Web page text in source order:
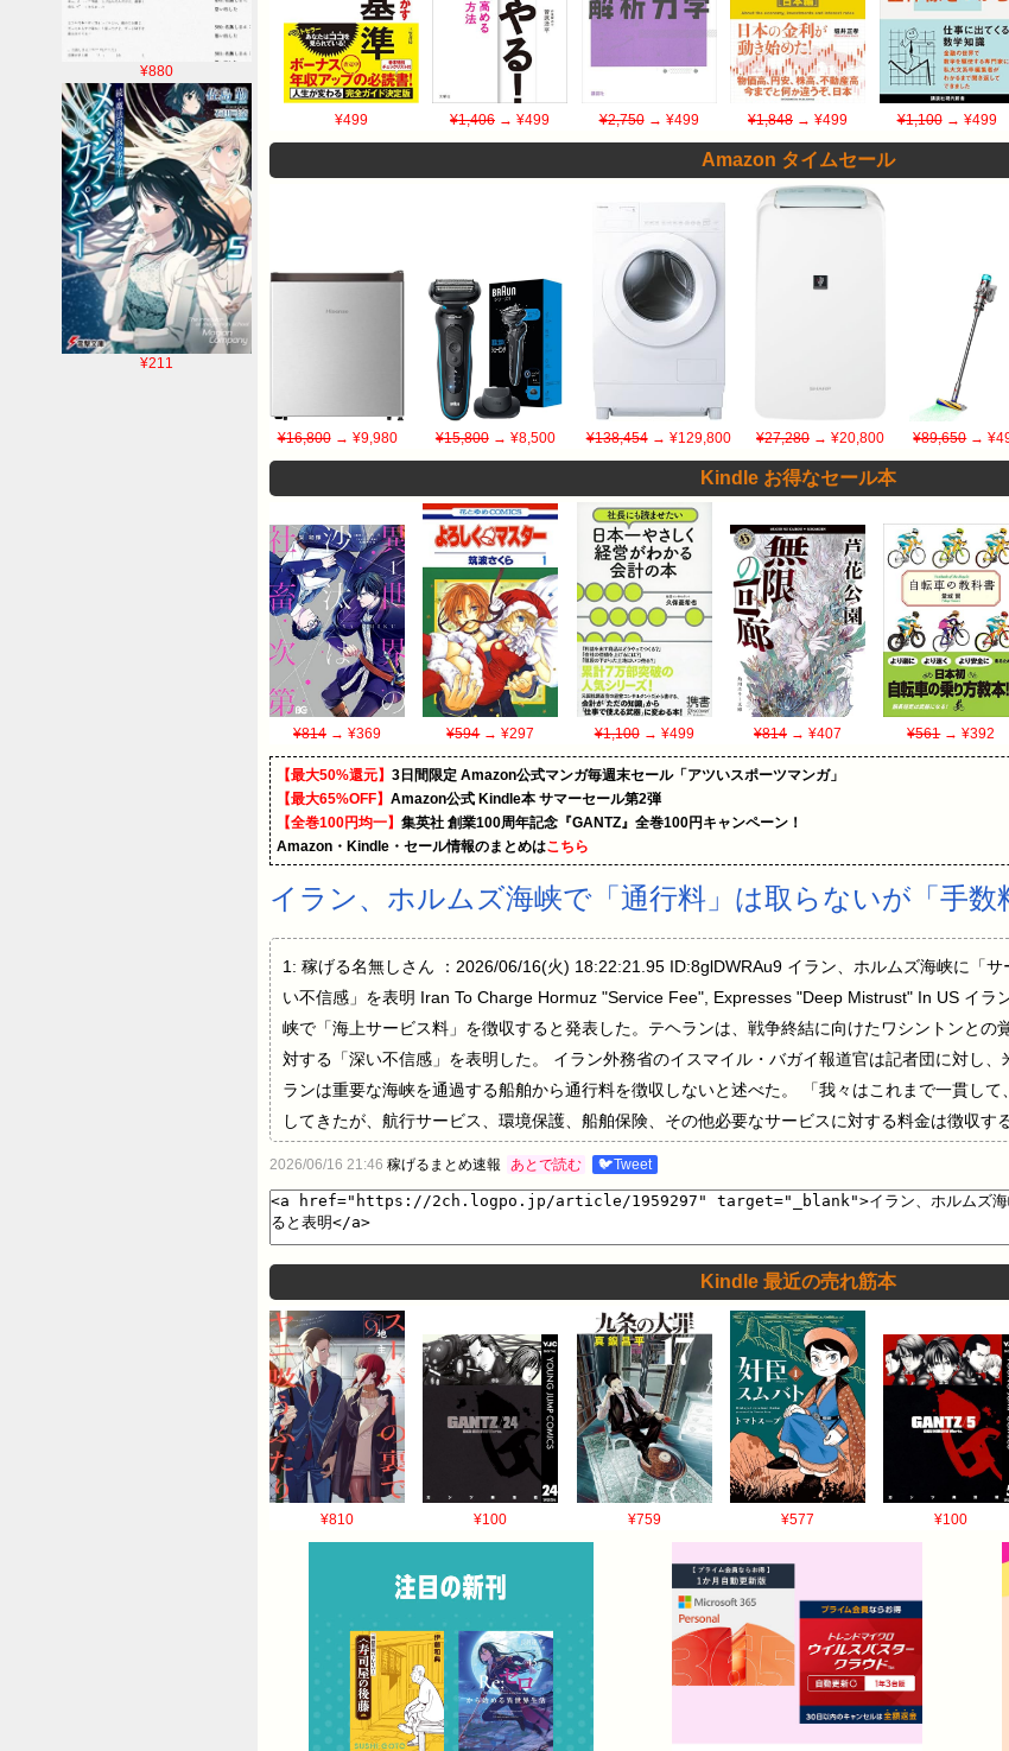
¥880
¥211
¥499 ¥1,406 → ¥499 ¥2,750→ ¥499 ¥1,848 → ¥499 ¥1,100→ ¥499
Amazon タイムセール
¥16,800→ ¥9,980 ¥15,800→ ¥8,500 ¥138,454→ ¥129,800 ¥27,280→ ¥20,800 ¥89,650→
Kindle お得なセール本
¥814 → ¥369 ¥594→ ¥297 ¥1,100→ ¥499 ¥814→ ¥407 ¥561→ ¥392
【最大50%還元】 3日間限定 Amazon公式マンガ毎週末セール「アツいスポーツマンガ」
【最大65%OFF】 Amazon公式 Kindle本 サマーセール第2弾
【全巻100円均一】 集英社 創業100周年記念『GANTZ』全巻100円キャンペーン！
Amazon・Kindle・セール情報のまとめはこちら
イラン、ホルムズ海峡で「通行料」は取らないが「手数
1: 稼げる名無しさん ：2026/06/16(火) 18:22:21.95 ID:8glDWRAu9 イラン、ホルムズ海峡に「
い不信感」を表明 Iran To Charge Hormuz "Service Fee", Expresses "Deep Mistrust" In US イラ
峡で「海上サービス料」を徴収すると発表した。テヘランは、戦争終結に向けたワシントンとの
対する「深い不信感」を表明した。 イラン外務省のイスマイル・バガイ報道官は記者団に対し
ランは重要な海峡を通過する船舶から通行料を徴収しないと述べた。 「我々はこれまで一貫し
してきたが、航行サービス、環境保護、船舶保険、その他必要なサービスに対する料金は徴収す
米国との合意に署名したにもかかわらず、テヘランは依然としてワシントンに対して「深い不信
た。 イスラエルについて彼は、「米国は自らの約束を守らなければならない。シオニスト政権
よう、米国は確実にしなければならない」と述べた。 2026/6/15 18:58 イラン、ホルムズ海峡で
ると表明 Iran Says Strait of Hormuz Won't Have 'Tolls' but It Will Have 'Fees' 1001: 以下名無し
1848/01/24(？)00:00:00 ID:money_sokuなぁんだ、通行料じゃなかったのかぁ。 ・・・同じ
2026/06/16 21:46 稼げるまとめ速報 あとで読む 🐦Tweet
Kindle 最近の売れ筋本
¥810 ¥100 ¥759 ¥577 ¥100